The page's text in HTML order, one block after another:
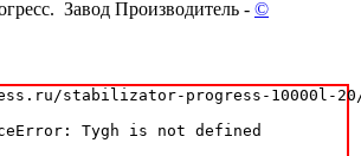
Завод Производитель - ©
stabilizator-progress-10000l-20/
Tygh is not defined